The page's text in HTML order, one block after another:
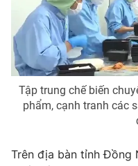
Tập trung chế biến
phẩm, cạnh tranh các
Trên địa bàn tỉnh Đồng